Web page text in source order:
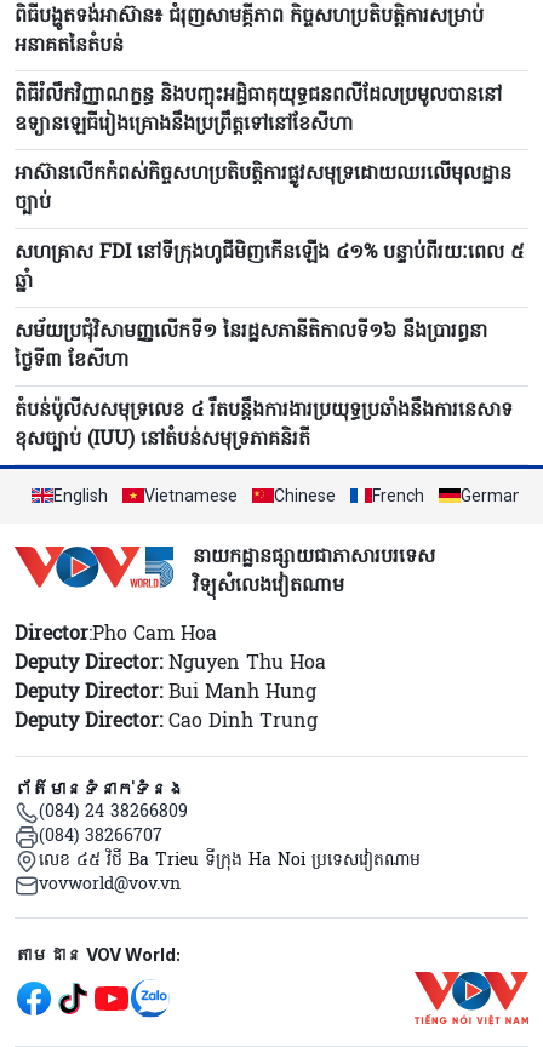
ពិធីបង្ហូតទង់អាស៊ាន៖ ជំរុញសាមគ្គីភាព កិច្ចសហប្រតិបត្តិការសម្រាប់
អនាគតនៃតំបន់
ពិធីរំលឹកវិញ្ញាណក្ខន្ធ និងបញ្ចុះអដ្ឋិធាតុយុទ្ធជនពលីដែលប្រមូលបាននៅ
ឧទ្យានឡេធីរៀងគ្រោងនឹងប្រព្រឹត្តទៅនៅខែសីហា
អាស៊ានលើកកំពស់កិច្ចសហប្រតិបត្តិការផ្លូវសមុទ្រដោយឈរលើមុលដ្ឋាន
ច្បាប់
សហគ្រាស FDI នៅទីក្រុងហូជីមិញកើនឡើង ៤១% បន្ទាប់ពីរយៈពេល ៥
ឆ្នាំ
សម័យប្រជុំវិសាមញ្ញលើកទី១ នៃរដ្ឋសភានីតិកាលទី១៦ នឹងប្រារព្ធនា
ថ្ងៃទី៣ ខែសីហា
តំបន់ប៉ូលីសសមុទ្រលេខ ៤ រឹតបន្តឹងការងារ​ប្រយុទ្ធ​ប្រឆាំងនឹងការនេសាទ
ខុសច្បាប់ (IUU) នៅតំបន់សមុទ្រ​ភាគ​និរតី
English Vietnamese Chinese French German
នាយកដ្ឋានផ្សាយជាភាសារបរទេស
វិទ្យុសំលេងវៀតណាម
Director:Pho Cam Hoa
Deputy Director:Nguyen Thu Hoa
Deputy Director:Bui Manh Hung
Deputy Director:Cao Dinh Trung
ព័ត៌មានទំនាក់ទំនង
(084) 24 38266809
(084) 38266707
លេខ ៤៥ វិថី Ba Trieu ទីក្រុង Ha Noi ប្រទេសវៀតណាម
vovworld@vov.vn
Mạng xã hội
តាមដាន VOV World: